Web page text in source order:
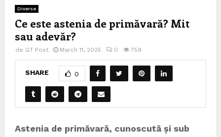
Diverse
Ce este astenia de primăvară? Mit
sau adevăr?
de GT Post March 11, 2025 0 759
SHARE 0
Astenia de primăvară, cunoscută și sub